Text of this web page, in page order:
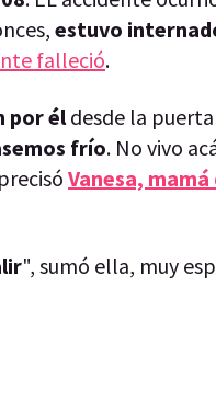
estuvo
falleció.
por él desde la
frío. No vivo
Vanesa,
", sumó ella, muy